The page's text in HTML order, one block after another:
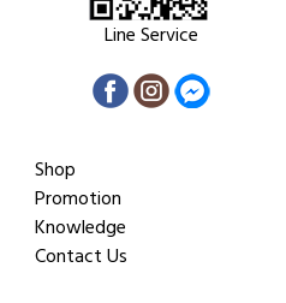
Line Service
Shop
Promotion
Knowledge
Contact Us